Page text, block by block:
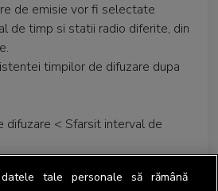
de emisie vor fi selectate
de timp si statii radio diferite, din
timpilor de difuzare dupa
< Sfarsit interval de
spot (+/- 2s)
tale personale să rămână